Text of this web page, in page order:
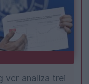
vor analiza trei